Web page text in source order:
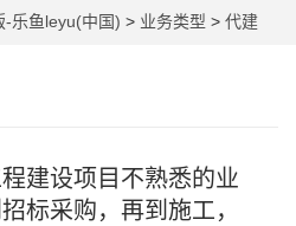
菜
-乐鱼leyu(中国) > 业务类型 > 代建
建设项目不熟悉的业
标采购，再到施工，